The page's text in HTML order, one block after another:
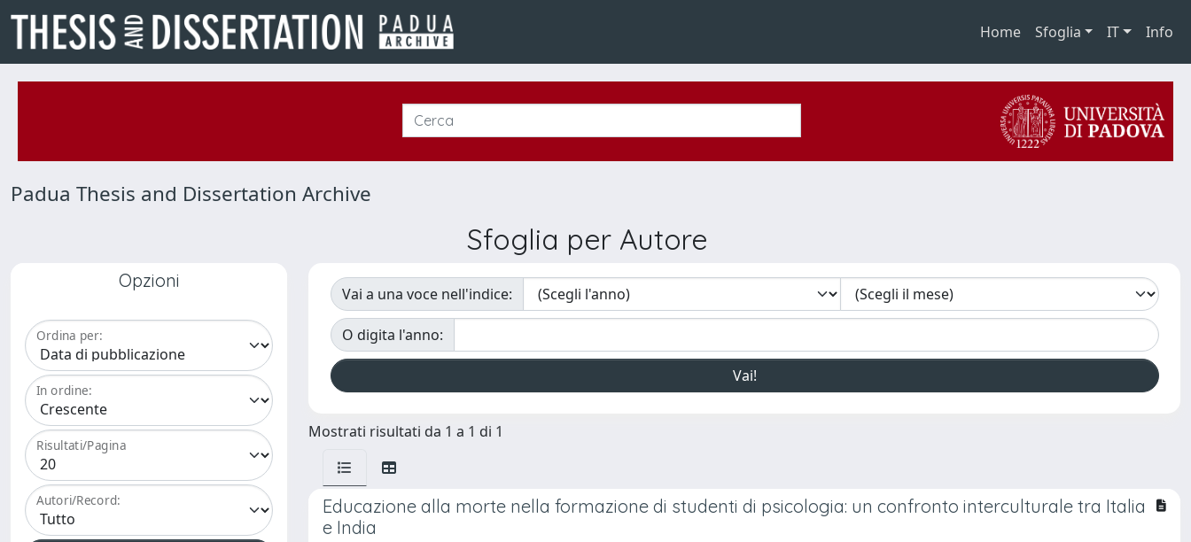
Home Sfoglia IT Info
Padua Thesis and Dissertation Archive
Sfoglia per Autore
Opzioni
Ordina per:
In ordine:
Risultati/Pagina
Autori/Record:
Vai a una voce nell'indice:
O digita l'anno:
Mostrati risultati da 1 a 1 di 1
Educazione alla morte nella formazione di studenti di psicologia: un confronto interculturale tra Italia
e India